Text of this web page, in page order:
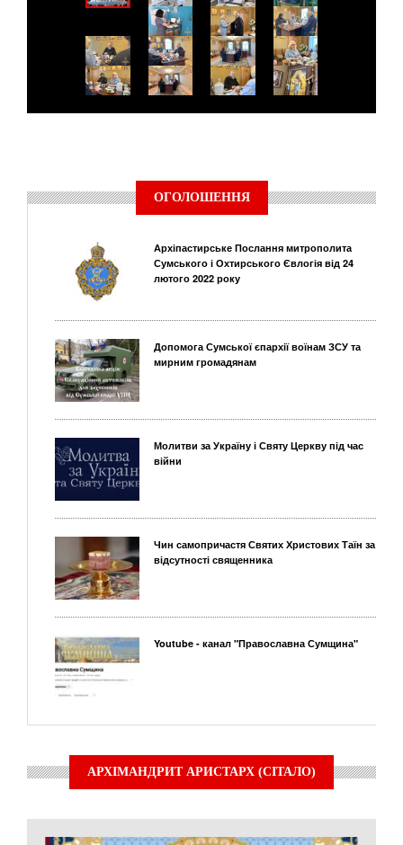
ОГОЛОШЕННЯ
Архіпастирське Послання митрополита
Сумського і Охтирського Євлогія від 24
лютого 2022 року
Допомога Сумської єпархії воїнам ЗСУ та
мирним громадянам
Молитви за Україну і Святу Церкву під час
війни
Чин самопричастя Святих Христових Таїн за
відсутності священника
Youtube - канал "Православна Сумщина"
АРХІМАНДРИТ АРИСТАРХ (СІТАЛО)